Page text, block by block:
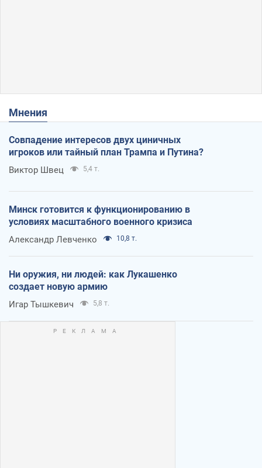
Мнения
Совпадение интересов двух циничных
игроков или тайный план Трампа и Путина?
Виктор Швец 5,4 т.
Минск готовится к функционированию в
условиях масштабного военного кризиса
Александр Левченко 10,8 т.
Ни оружия, ни людей: как Лукашенко
создает новую армию
Игар Тышкевич 5,8 т.